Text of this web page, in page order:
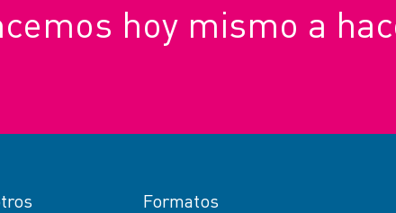
hoy mismo a
Formatos